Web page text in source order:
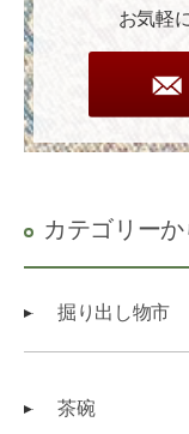
お気軽
カテゴリー
掘り出し物市
茶碗